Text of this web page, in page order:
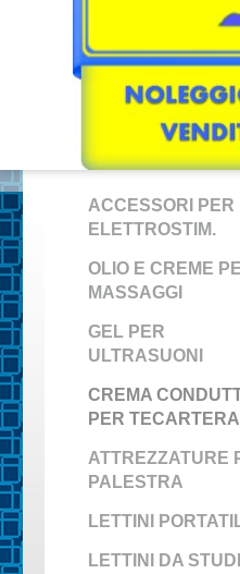
ACCESSORI PER
ELETTROSTIM.
OLIO E CREME
MASSAGGI
GEL PER
ULTRASUONI
CREMA
PER
ATTREZZATURE
PALESTRA
LETTINI
LETTINI DA